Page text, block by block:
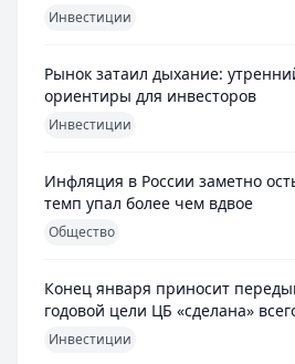
Инвестиции
Рынок затаил дыхание:
ориентиры для инвесторов
Инвестиции
Инфляция в России заметно
темп упал более чем вдвое
Общество
Конец января приносит
годовой цели ЦБ «сделана»
Инвестиции